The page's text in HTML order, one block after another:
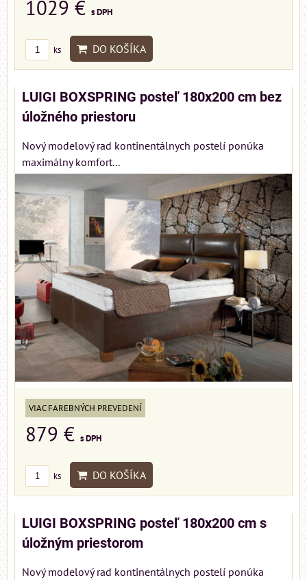
1029 € s DPH
ks DO KOŠÍKA
LUIGI BOXSPRING posteľ 180x200 cm bez
úložného priestoru
Nový modelový rad kontinentálnych postelí ponúka
maximálny komfort...
VIAC FAREBNÝCH PREVEDENÍ
879 € s DPH
ks DO KOŠÍKA
LUIGI BOXSPRING posteľ 180x200 cm s
úložným priestorom
Nový modelový rad kontinentálnych postelí ponúka